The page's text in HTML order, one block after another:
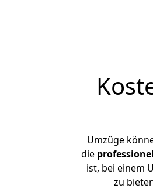
Umzüge
die
ist, bei einem
zu